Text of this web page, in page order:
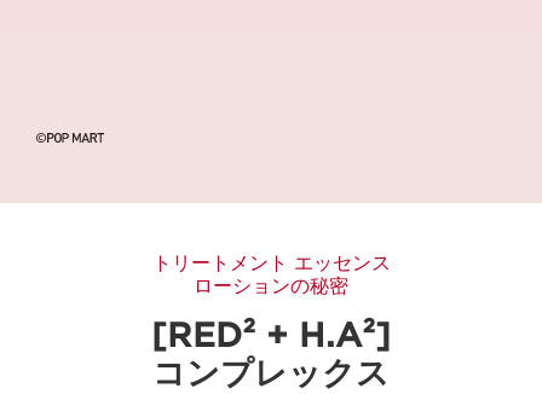
トリートメント エッセンス
ローションの秘密
[RED² + H.A²]
コンプレックス